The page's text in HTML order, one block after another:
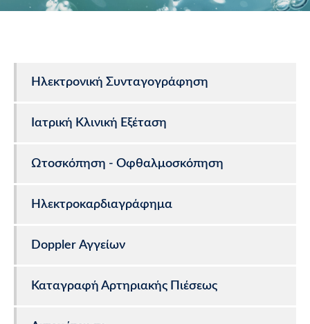
Ηλεκτρονική Συνταγογράφηση
Ιατρική Κλινική Εξέταση
Ωτοσκόπηση - Οφθαλμοσκόπηση
Ηλεκτροκαρδιαγράφημα
Doppler Αγγείων
Καταγραφή Αρτηριακής Πιέσεως